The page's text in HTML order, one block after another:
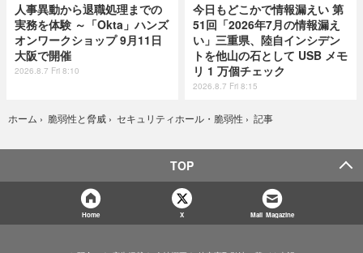
人事異動から退職処理までの
実務を体験 ～「Okta」ハンズ
オンワークショップ 9月11日
大阪で開催
2026.8.7 Fri 8:10
今日もどこかで情報漏えい 第
51回「2026年7月の情報漏え
い」三重県、陸自インシデン
トを他山の石として USB メモ
リ 1 万個チェック
2026.8.7 Fri 8:15
ホーム › 脆弱性と脅威 › セキュリティホール・脆弱性 › 記事
TOP
Home X Mail Magazine